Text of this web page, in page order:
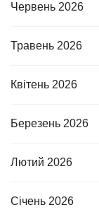
Червень 2026
Травень 2026
Квітень 2026
Березень 2026
Лютий 2026
Січень 2026